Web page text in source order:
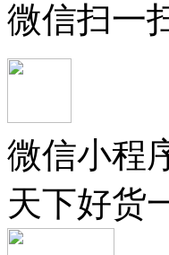
微信扫一
微信小程
天下好货